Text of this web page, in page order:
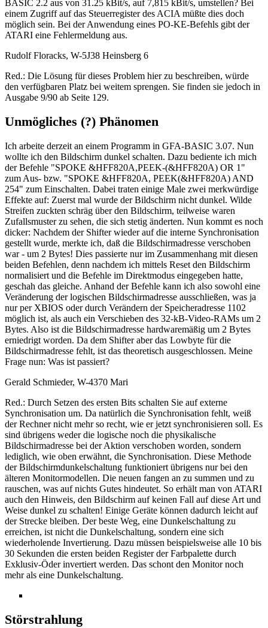
BASIC 2.2 aus von 31.25 kBit/s, auf 7,815 kBit/s, umstellen? Bei
einem Zugriff auf das Steuerregister des ACIA müßte dies doch
möglich sein. Bei der Anwendung eines PO-KE-Befehls gibt der
ATARI eine Fehlermeldung aus.
Rudolf Floracks, W-5J38 Heinsberg 6
Red.: Die Lösung für dieses Problem hier zu beschreiben, würde
den verfügbaren Platz bei weitem sprengen. Sie finden sie jedoch in
Ausgabe 9/90 ab Seite 129.
Unmögliches (?) Phänomen
Ich arbeite derzeit an einem Programm in GFA-BASIC 3.07. Nun
wollte ich den Bildschirm dunkel schalten. Dazu bediente ich mich
der Befehle "SPOKE &HFF820A,PEEK-(&HFF820A) OR 1"
zum Aus- bzw. "SPOKE &HFF820A, PEEK(&HFF820A) AND
254" zum Einschalten. Dabei traten einige Male zwei merkwürdige
Effekte auf: Zuerst mal wurde der Bildschirm nicht dunkel. Wilde
Streifen zuckten schräg über den Bildschirm, teilweise waren
Zufallsmuster zu sehen, die sich stetig änderten. Nun kommt es noch
dicker: Nachdem der Shifter wieder auf die interne Synchronisation
gestellt wurde, merkte ich, daß die Bildschirmadresse verschoben
war - um 2 Bytes! Dies passierte nur im Zusammenhang mit diesen
beiden Befehlen, denn nachdem ich mittels Reset den Bildschirm
normalisiert und die Befehle im Direktmodus eingegeben hatte,
geschah das gleiche. Anhand der Befehle kann ich also sowohl eine
Veränderung der logischen Bildschirmadresse ausschließen, was ja
nur per XBIOS oder durch Verändern der Speicheradresse 1102
möglich ist, als auch ein Verschieben des 32-kB-Video-RAMs um 2
Bytes. Also ist die Bildschirmadresse hardwaremäßig um 2 Bytes
erniedrigt worden. Da dem Shifter aber das Lowbyte für die
Bildschirmadresse fehlt, ist das theoretisch ausgeschlossen. Meine
Frage nun: Was ist passiert?
Gerald Schmieder, W-4370 Mari
Red.: Durch Setzen des ersten Bits schalten Sie auf externe
Synchronisation um. Da natürlich die Synchronisation fehlt, weiß
der Rechner nicht mehr so recht, wie er jetzt synchronisieren soll. Es
sind übrigens weder die logische noch die physikalische
Bildschirmadresse bei der Aktion verschoben worden, sondern
lediglich, wie oben erwähnt, die Synchronisation. Diese Methode
der Bildschirmdunkelschaltung funktioniert übrigens nur bei den
älteren Monitormodellen. Die neuen fangen an zu summen und zu
rauschen, was auf nichts Gutes hindeutet. So erhält man von ATARI
auch den Hinweis, den Bildschirm auf keinen Fall auf diese Art und
Weise dunkel zu schalten! Einige Geräte können dadurch leicht auf
der Strecke bleiben. Der beste Weg, eine Dunkelschaltung zu
erreichen, ist nicht die Dunkelschaltung, sondern eine sich
wiederholende Invertierung. Dazu müssen beispielsweise alle 10 bis
30 Sekunden die ersten beiden Register der Farbpalette durch
Exklusiv-Öder invertiert werden. Das schont den Monitor noch
mehr als eine Dunkelschaltung.
Störstrahlung